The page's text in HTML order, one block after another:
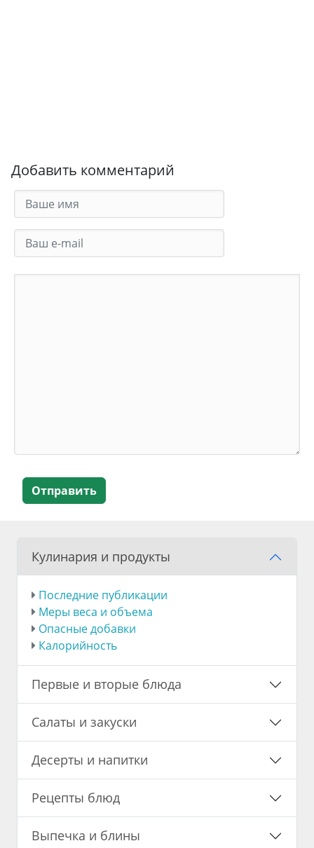
Добавить комментарий
Отправить
Кулинария и продукты
Последние публикации
Меры веса и объема
Опасные добавки
Калорийность
Первые и вторые блюда
Салаты и закуски
Десерты и напитки
Рецепты блюд
Выпечка и блины